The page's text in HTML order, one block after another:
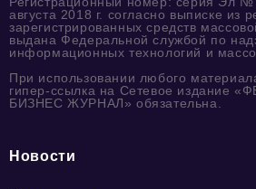
августа 2018 г. согласно выписке из
зарегистрированных средств
выдана Федеральной службой по
информационных технологий и
При использовании любого
гипер-ссылка на Сетевое издание
БИЗНЕС ЖУРНАЛ» обязательна.
Новости